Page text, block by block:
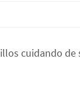
cuidando